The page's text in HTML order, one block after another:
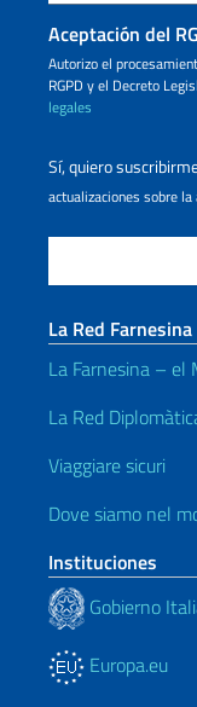
Aceptación del
Autorizo ​​el
RGPD y el Decreto
legales
Sí, quiero
actualizaciones sobre
La Red Farnesina
La Farnesina – el
La Red
Viaggiare sicuri
Dove siamo nel
Instituciones
Gobierno
Europa.eu